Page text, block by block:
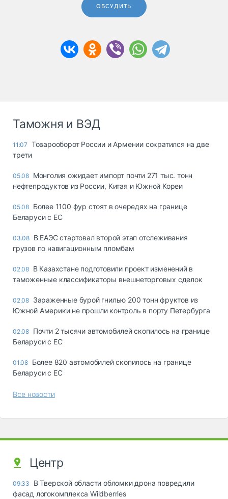
ОБСУДИТЬ
Таможня и ВЭД
11:07 Товарооборот России и Армении сократился на две
трети
05.08 Монголия ожидает импорт почти 271 тыс. тонн
нефтепродуктов из России, Китая и Южной Кореи
05.08 Более 1100 фур стоят в очередях на границе
Беларуси с ЕС
03.08 В ЕАЭС стартовал второй этап отслеживания
грузов по навигационным пломбам
02.08 В Казахстане подготовили проект изменений в
таможенные классификаторы внешнеторговых сделок
02.08 Зараженные бурой гнилью 200 тонн фруктов из
Южной Америки не прошли контроль в порту Петербурга
02.08 Почти 2 тысячи автомобилей скопилось на границе
Беларуси с ЕС
01.08 Более 820 автомобилей скопилось на границе
Беларуси с ЕС
Все новости
Центр
09:33
В Тверской области обломки дрона повредили
фасад логокомплекса Wildberries